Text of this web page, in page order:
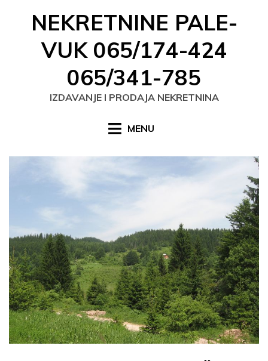
NEKRETNINE PALE-
VUK 065/174-424
065/341-785
IZDAVANJE I PRODAJA NEKRETNINA
MENU